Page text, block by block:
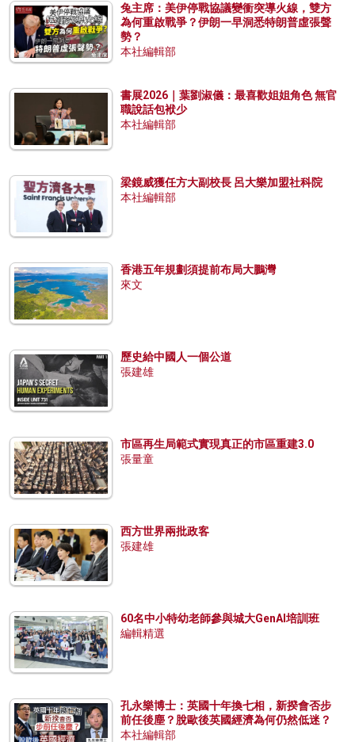
兔主席：美伊停戰協議變衝突導火線，雙方
為何重啟戰爭？伊朗一早洞悉特朗普虛張聲
勢？
本社編輯部
書展2026｜葉劉淑儀：最喜歡姐姐角色 無官
職說話包袱少
本社編輯部
梁鏡威獲任方大副校長 呂大樂加盟社科院
本社編輯部
香港五年規劃須提前布局大鵬灣
來文
歷史給中國人一個公道
張建雄
市區再生局範式實現真正的市區重建3.0
張量童
西方世界兩批政客
張建雄
60名中小特幼老師參與城大GenAI培訓班
編輯精選
孔永樂博士：英國十年換七相，新揆會否步
前任後塵？脫歐後英國經濟為何仍然低迷？
本社編輯部